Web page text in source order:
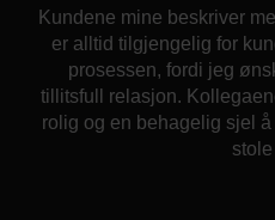
Kundene mine beskriver
er alltid tilgjengelig for
prosessen, fordi jeg
tillitsfull relasjon.
rolig og en behagelig sjel